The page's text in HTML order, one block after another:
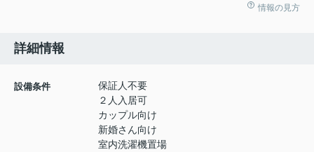
情報の見方
詳細情報
設備条件
保証人不要
２人入居可
カップル向け
新婚さん向け
室内洗濯機置場